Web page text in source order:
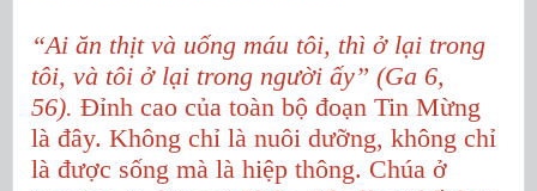
“Ai ăn thịt và uống máu tôi, thì ở lại trong
tôi, và tôi ở lại trong người ấy” (Ga 6,
56). Đỉnh cao của toàn bộ đoạn Tin Mừng
là đây. Không chỉ là nuôi dưỡng, không chỉ
là được sống mà là hiệp thông. Chúa ở